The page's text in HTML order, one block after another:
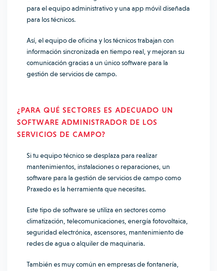
para el equipo administrativo y una app móvil diseñada
para los técnicos.
Así, el equipo de oficina y los técnicos trabajan con
información sincronizada en tiempo real, y mejoran su
comunicación gracias a un únicosoftware para la
gestión de servicios de campo.
¿PARA QUÉ SECTORES ES ADECUADO UN
SOFTWARE ADMINISTRADOR DE LOS
SERVICIOS DE CAMPO?
Si tu equipo técnico se desplaza para realizar
mantenimientos, instalaciones o reparaciones, un
software para la gestión de servicios de campocomo
Praxedo es la herramienta que necesitas.
Este tipo de software se utiliza en sectores como
climatización, telecomunicaciones, energía fotovoltaica,
seguridad electrónica, ascensores, mantenimiento de
redes de agua o alquiler de maquinaria.
También es muy común en empresas de fontanería,